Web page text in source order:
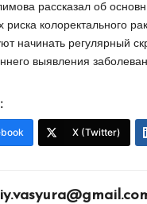
рассказал об
риска колоректального
начинать регулярный
выявления
X (Twitter)